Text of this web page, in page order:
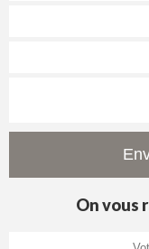
On vous